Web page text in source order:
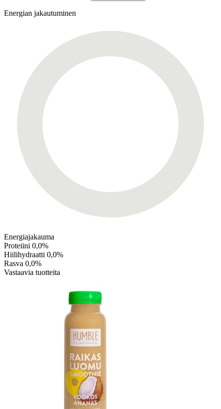
Energian jakautuminen
Energiajakauma
Proteiini 0,0%
Hiilihydraatti 0,0%
Rasva 0,0%
Vastaavia tuotteita